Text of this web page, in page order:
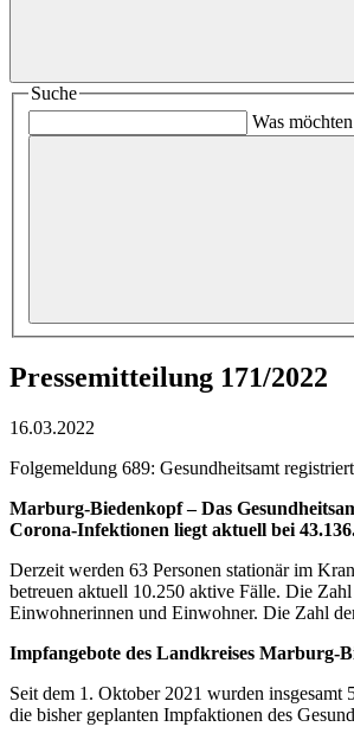
Suche
Was
Pressemitteilung 171/2022
16.03.2022
Folgemeldung 689: Gesundheitsamt
Marburg-Biedenkopf – Das
Corona-Infektionen liegt aktuell bei
Derzeit werden 63 Personen stationär im
betreuen aktuell 10.250 aktive Fälle. Die
Einwohnerinnen und Einwohner. Die Zahl
Impfangebote des Landkreises Marburg-
Seit dem 1. Oktober 2021 wurden
die bisher geplanten Impfaktionen des